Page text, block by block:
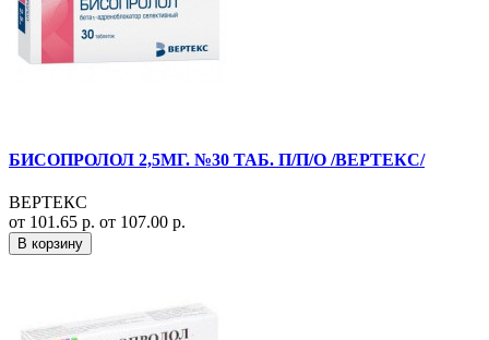
БИСОПРОЛОЛ 2,5МГ. №30 ТАБ. П/П/О /ВЕРТЕКС/
ВЕРТЕКС
от 101.65 р. от 107.00 р.
В корзину